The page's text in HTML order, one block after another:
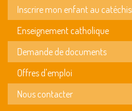
Inscrire mon enfant au
Enseignement catholique
Demande de documents
Offres d'emploi
Nous contacter